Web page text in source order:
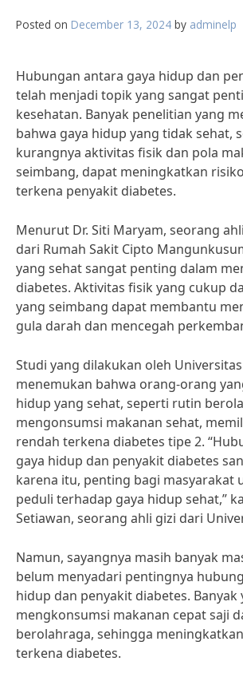
Posted on December 13, 2024 by adminelp
Hubungan antara gaya hidup dan
telah menjadi topik yang sangat
kesehatan. Banyak penelitian yang
bahwa gaya hidup yang tidak sehat,
kurangnya aktivitas fisik dan pola
seimbang, dapat meningkatkan
terkena penyakit diabetes.
Menurut Dr. Siti Maryam, seorang
dari Rumah Sakit Cipto
yang sehat sangat penting dalam
diabetes. Aktivitas fisik yang cukup
yang seimbang dapat membantu
gula darah dan mencegah
Studi yang dilakukan oleh
menemukan bahwa orang-orang
hidup yang sehat, seperti rutin
mengonsumsi makanan sehat,
rendah terkena diabetes tipe 2.
gaya hidup dan penyakit diabetes
karena itu, penting bagi masyarakat
peduli terhadap gaya hidup sehat,”
Setiawan, seorang ahli gizi dari
Namun, sayangnya masih banyak
belum menyadari pentingnya
hidup dan penyakit diabetes. Banyak
mengkonsumsi makanan cepat saji
berolahraga, sehingga
terkena diabetes.